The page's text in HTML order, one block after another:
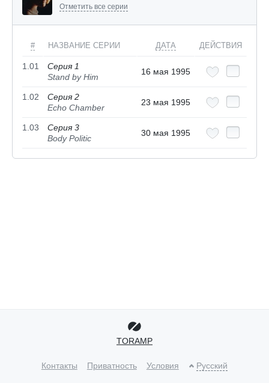
Отметить все серии
# НАЗВАНИЕ СЕРИИ ДАТА ДЕЙСТВИЯ
1.01
Серия 1
Stand by Him
16 мая 1995
1.02
Серия 2
Echo Chamber
23 мая 1995
1.03
Серия 3
Body Politic
30 мая 1995
TORAMP
Контакты Приватность Условия Русский